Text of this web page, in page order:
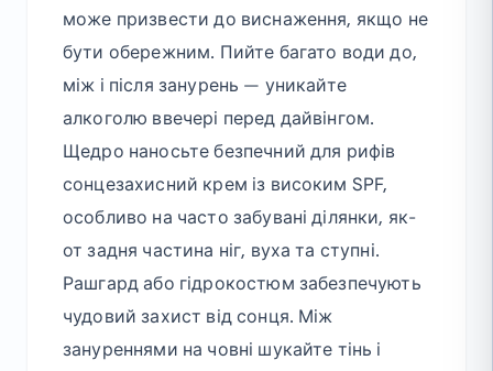
може призвести до виснаження, якщо не
бути обережним. Пийте багато води до,
між і після занурень — уникайте
алкоголю ввечері перед дайвінгом.
Щедро наносьте безпечний для рифів
сонцезахисний крем із високим SPF,
особливо на часто забувані ділянки, як-
от задня частина ніг, вуха та ступні.
Рашгард або гідрокостюм забезпечують
чудовий захист від сонця. Між
зануреннями на човні шукайте тінь і